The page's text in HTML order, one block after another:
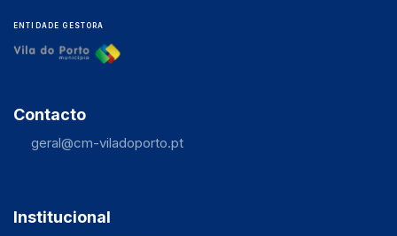
ENTIDADE GESTORA
Contacto
geral@cm-viladoporto.pt
Institucional